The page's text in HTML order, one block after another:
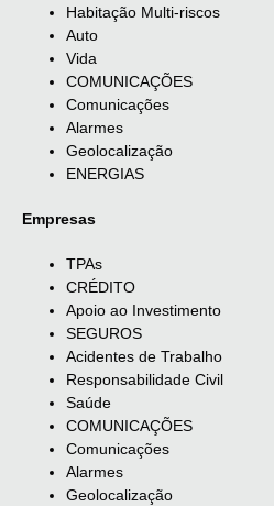
Habitação Multi-riscos
Auto
Vida
COMUNICAÇÕES
Comunicações
Alarmes
Geolocalização
ENERGIAS
Empresas
TPAs
CRÉDITO
Apoio ao Investimento
SEGUROS
Acidentes de Trabalho
Responsabilidade Civil
Saúde
COMUNICAÇÕES
Comunicações
Alarmes
Geolocalização